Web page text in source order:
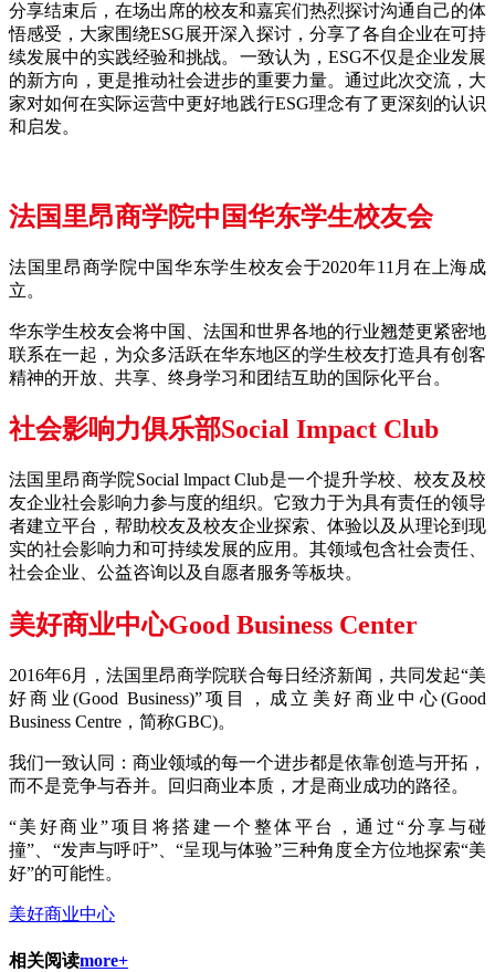
分享结束后，在场出席的校友和嘉宾们热烈探讨沟通自己的体
悟感受，大家围绕ESG展开深入探讨，分享了各自企业在可持
续发展中的实践经验和挑战。一致认为，ESG不仅是企业发展
的新方向，更是推动社会进步的重要力量。通过此次交流，大
家对如何在实际运营中更好地践行ESG理念有了更深刻的认识
和启发。
法国里昂商学院中国华东学生校友会
法国里昂商学院中国华东学生校友会于2020年11月在上海成
立。
华东学生校友会将中国、法国和世界各地的行业翘楚更紧密地
联系在一起，为众多活跃在华东地区的学生校友打造具有创客
精神的开放、共享、终身学习和团结互助的国际化平台。
社会影响力俱乐部Social Impact Club
法国里昂商学院Social lmpact Club是一个提升学校、校友及校
友企业社会影响力参与度的组织。它致力于为具有责任的领导
者建立平台，帮助校友及校友企业探索、体验以及从理论到现
实的社会影响力和可持续发展的应用。其领域包含社会责任、
社会企业、公益咨询以及自愿者服务等板块。
美好商业中心Good Business Center
2016年6月，法国里昂商学院联合每日经济新闻，共同发起“美
好商业(Good Business)”项目，成立美好商业中心(Good
Business Centre，简称GBC)。
我们一致认同：商业领域的每一个进步都是依靠创造与开拓，
而不是竞争与吞并。回归商业本质，才是商业成功的路径。
“美好商业”项目将搭建一个整体平台，通过“分享与碰
撞”、“发声与呼吁”、“呈现与体验”三种角度全方位地探索“美
好”的可能性。
美好商业中心
相关阅读more+